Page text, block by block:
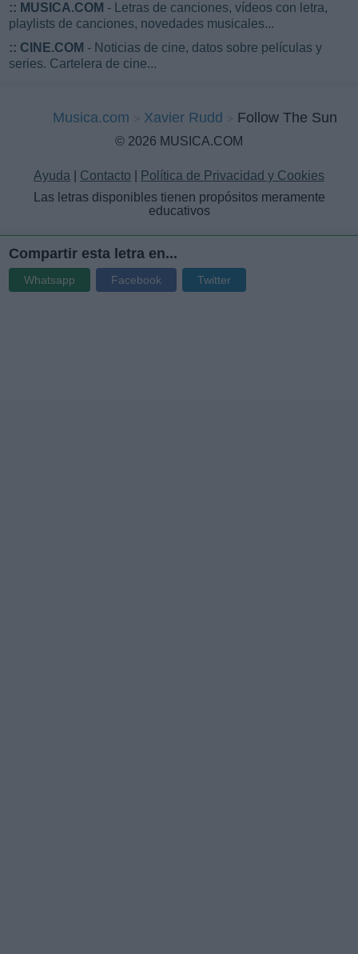
:: MUSICA.COM - Letras de canciones, vídeos con letra,
playlists de canciones, novedades musicales...
:: CINE.COM - Noticias de cine, datos sobre películas y
series. Cartelera de cine...
Musica.com Xavier Rudd Follow The Sun
© 2026 MUSICA.COM
Ayuda Contacto
Política de Privacidad y Cookies
Las letras disponibles tienen propósitos meramente
educativos
Compartir esta letra en...
Whatsapp Facebook Twitter